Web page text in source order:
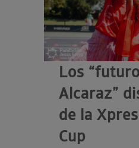
Los
Alcaraz”
de la
Cup